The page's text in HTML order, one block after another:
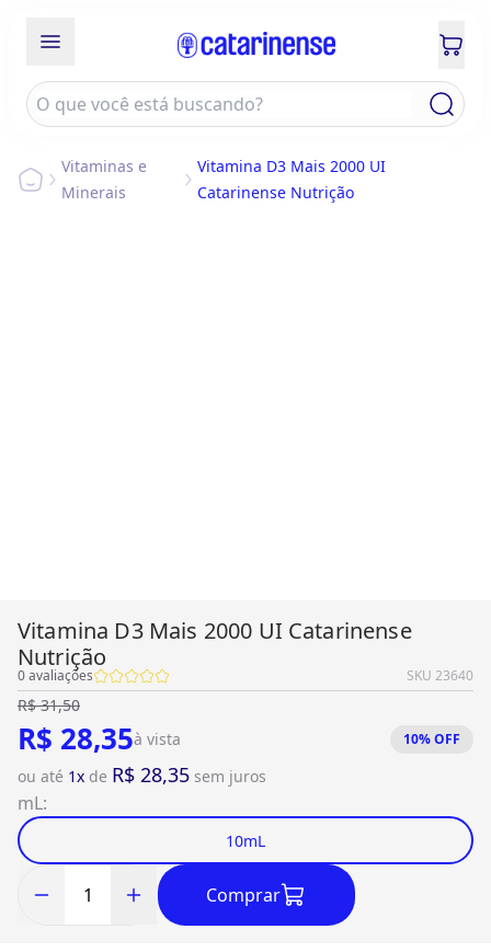
Vitaminas e
Minerais
Vitamina D3 Mais 2000 UI
Catarinense Nutrição
Vitamina D3 Mais 2000 UI Catarinense
Nutrição
0avaliações SKU 23640
R$ 31,50
R$ 28,35à vista 10% OFF
ou até 1x de R$ 28,35 sem juros
mL:
10mL
Comprar